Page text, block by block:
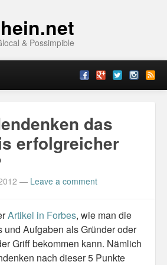
& Possimpible
das
erfolgreicher
— Leave a comment
Artikel in Forbes, wie man die
Aufgaben als Gründer oder
Griff bekommen kann. Nämlich
nach dieser 5 Punkte